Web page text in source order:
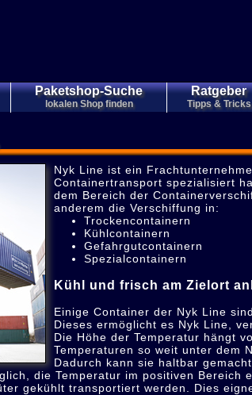
Paketshop-Suche
lokalen Shop finden
Ratgeber
Tipps & Tricks
Nyk Line ist ein
Containertransport spezialisiert
dem Bereich der
anderem die Verschiffung in:
Trockencontainern
Kühlcontainern
Gefahrgutcontainern
Spezialcontainern
Kühl und frisch am Zielort
Einige Container der Nyk Line
Dieses ermöglicht es Nyk Line,
Die Höhe der Temperatur hängt
Temperaturen so weit unter dem
Dadurch kann sie haltbar gemacht
die Temperatur im positiven Bereich
gekühlt transportiert werden. Dies